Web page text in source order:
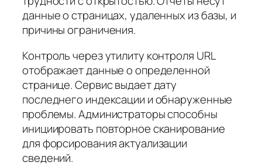
данные о страницах, удаленных из базы, и
причины ограничения.
Контроль через утилиту контроля URL
отображает данные о определенной
странице. Сервис выдает дату
последнего индексации и обнаруженные
проблемы. Администраторы способны
инициировать повторное сканирование
для форсирования актуализации
сведений.